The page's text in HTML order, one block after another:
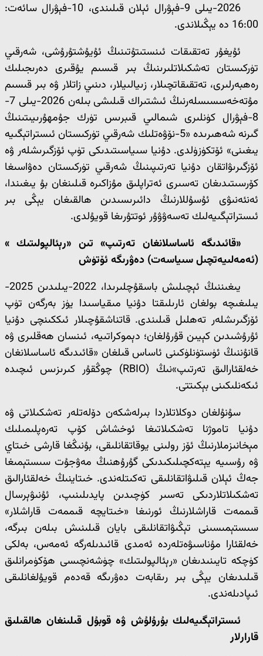
2026-يىلى 9-فېۋرال ئېلان قىلىندى، 10-فېۋرال سائەت:
16:00 دە يېڭىلاندى.
ئۇيغۇر تەتقىقات ئىنستىتۇتىنىڭ ئۇيۇشتۇرۇشى، شەرقىي
تۈركىستان تەشكىلاتلىرىنىڭ بىر قىسىم يۇقىرى دەرىجىلىك
رەھبەرلىرى، تەتقىقاتچىلار، زىيالىيلار، دىنىي زاتلار ۋە بىر قىسىم
مۇتەخەسسىسلەرنىڭ ئىشتىراك قىلىشى بىلەن 2026-يىلى 7-
8-فېۋرال كۈنلىرى شىمالىي قىبرىس تۈرك جۇمھۇرىيىتىنىڭ
گىرنە شەھىرىدە «5-نۆۋەتلىك شەرقىي تۈركىستان ئىستراتېگىيە
يىغىنى» ئۆتكۈزۈلدى. دۇنيا سىياسىتىدىكى تۈپ ئۆزگىرىشلەر ۋە
ئۆزگىرىۋاتقان دۇنيا تەرتىپىنىڭ شەرقىي تۈركىستان دەۋاسىغا
كۆرسىتىدىغان تەسىرى ئەتراپلىق مۇزاكىرە قىلىنغان بۇ يىغىندا،
ئەنئەنىۋى ئۇسۇللارنىڭ دائىرىسىدىن ھالقىغان يېڭى بىر
ئىستراتېگىيەلىك تەسەۋۋۇر ئوتتۇرىغا قويۇلدى.
«قائىدىگە ئاساسلانغان تەرتىپ» تىن «رېئالپولىتىك »
(ئەمەلىيەتچىل سىياسەت) دەۋرىگە ئۆتۈش
يىغىننىڭ ئېچىلىش باسقۇچلىرىدا، 2022-يىلىدىن 2025-
يىلىغىچە بولغان ئارىلىقتا دۇنيا مىقياسىدا يۈز بەرگەن تۈپ
ئۆزگىرىشلەر تەھلىل قىلىندى. قاتناشقۇچىلار ئىككىنچى دۇنيا
ئۇرۇشىدىن كېيىن قۇرۇلغان؛ دېموكراتىيە، ئىنسان ھەقلىرى ۋە
قانۇننىڭ ئۈستۈنلۈكىنى ئاساس قىلغان «قائىدىگە ئاساسلانغان
خەلقئارالىق تەرتىپ»نىڭ (RBIO) چوڭقۇر كىرىزىس ئىچىدە
ئىكەنلىكىنى بېكىتتى.
سۇنۇلغان دوكلاتلاردا بىرلەشكەن دۆلەتلەر تەشكىلاتى ۋە
دۇنيا تاموژنا تەشكىلاتىغا ئوخشاش كۆپ تەرەپلىمىلىك
مېخانىزملارنىڭ ئۆز رولىنى يوقاتقانلىقى، بۇنىڭغا قارشى خىتاي
ۋە رۇسىيە يېتەكچىلىكىدىكى گۇرۇھنىڭ مەۋجۇت سىستېمىغا
جەڭ ئېلان قىلىۋاتقانلىقى تەكىتلەندى. خىتاينىڭ خەلقئارالىق
تەشكىلاتلاردىكى تەسىر كۈچىدىن پايدىلىنىپ، ئۇنىۋېرسال
قىممەت قاراشلارنىڭ ئورنىغا «خىتايچە قىممەت قاراشلار»
سىستېمىسىنى تېڭىۋاتقانلىقى بايان قىلىنىش بىلەن بىرگە،
خەلقئارا مۇناسىۋەتلەردە ئەمدى قائىدىلەرگە ئەمەس، بەلكى
كۈچكە تايىنىدىغان «رېئالپولىتىك» چۈشەنچىسى ھۆكۈمرانلىق
قىلىدىغان يېڭى بىر رىقابەت دەۋرىگە قەدەم قويۇلغانلىقى
ئىپادىلەندى.
ئىستراتېگىيەلىك بۇرۇلۇش ۋە قوبۇل قىلىنغان ھالقىلىق
قارارلار